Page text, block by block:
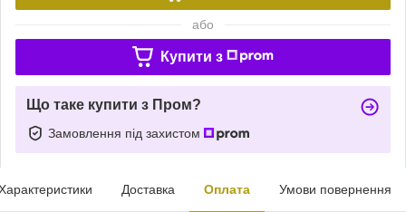
або
Купити з
Що таке купити з Пром?
Замовлення під захистом
Доставка Оплата Умови повернення